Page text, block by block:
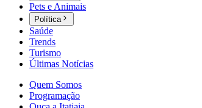
Pets e Animais
Política
Saúde
Trends
Turismo
Últimas Notícias
Quem Somos
Programação